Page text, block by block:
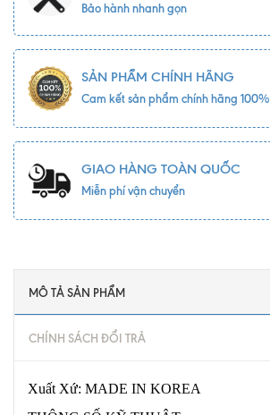
Bảo hành nhanh gọn
SẢN PHẨM CHÍNH HÃNG
Cam kết sản phẩm chính hãng 100%
GIAO HÀNG TOÀN QUỐC
Miễn phí vận chuyển
MÔ TẢ SẢN PHẨM
CHÍNH SÁCH ĐỔI TRẢ
Xuất Xứ: MADE IN KOREA